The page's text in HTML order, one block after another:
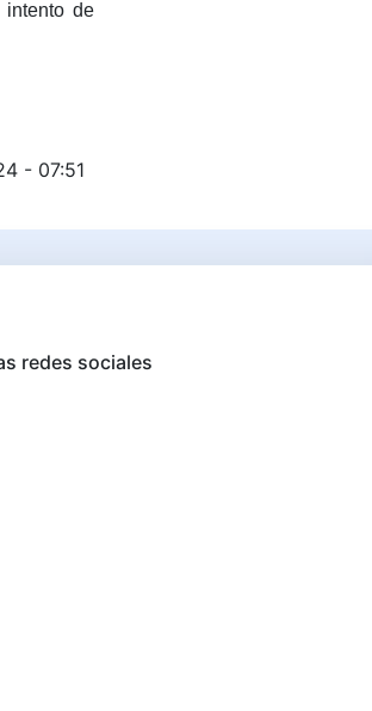
de
- 07:51
redes sociales